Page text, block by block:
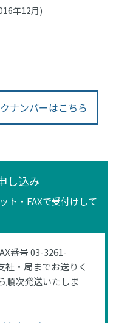
年12月)
ナンバーはこちら
し込み
ト・FAXで受付けして
番号 03-3261-
社・局までお送りく
順次発送いたしま